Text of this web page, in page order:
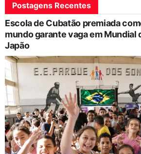
Postagens Recentes
Escola de Cubatão premiada
mundo garante vaga em Mundial
Japão